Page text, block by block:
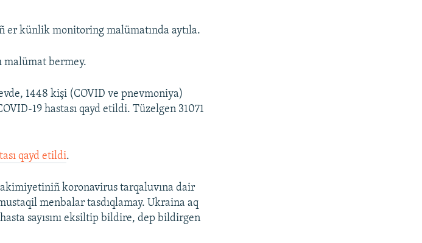
er künlik monitoring malümatında aytıla.
malümat bermey.
1448 kişi (COVID ve pnevmoniya)
19 hastası qayd etildi. Tüzelgen 31071
qayd etildi.
akimiyetiniñ koronavirus tarqaluvına dair
menbalar tasdıqlamay. Ukraina aq
sayısını eksiltip bildire, dep bildirgen